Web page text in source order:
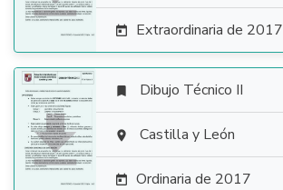
 Extraordinaria de 2017

 Dibujo Técnico II
 Castilla y León
 Ordinaria de 2017